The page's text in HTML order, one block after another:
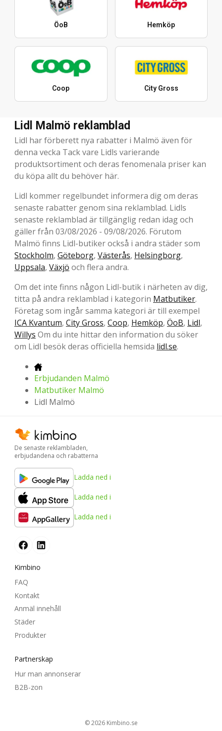
ÖoB Hemköp
Coop City Gross
Lidl Malmö reklamblad
Lidl har förberett nya rabatter i Malmö även för
denna vecka Tack vare Lidls varierande
produktsortiment och deras fenomenala priser kan
du köpa allt du behöver här.
Lidl kommer regelbundet informera dig om deras
senaste rabatter genom sina reklamblad. Lidls
senaste reklamblad är tillgänglig redan idag och
gäller från 03/08/2026 - 09/08/2026. Förutom
Malmö finns Lidl-butiker också i andra städer som
Stockholm, Göteborg, Västerås, Helsingborg,
Uppsala, Växjö och flera andra.
Om det inte finns någon Lidl-butik i närheten av dig,
titta på andra reklamblad i kategorin Matbutiker.
Företag som ingår samma kategori är till exempel
ICA Kvantum, City Gross, Coop, Hemköp, ÖoB, Lidl,
Willys Om du inte hittar den information du söker
om Lidl besök deras officiella hemsida lidl.se.
Erbjudanden Malmö
Matbutiker Malmö
Lidl Malmö
De senaste reklambladen,
erbjudandena och rabatterna
Ladda ned i
Ladda ned i
Ladda ned i
Kimbino
FAQ
Kontakt
Anmäl innehåll
Städer
Produkter
Partnerskap
Hur man annonserar
B2B-zon
© 2026 kimbino.se